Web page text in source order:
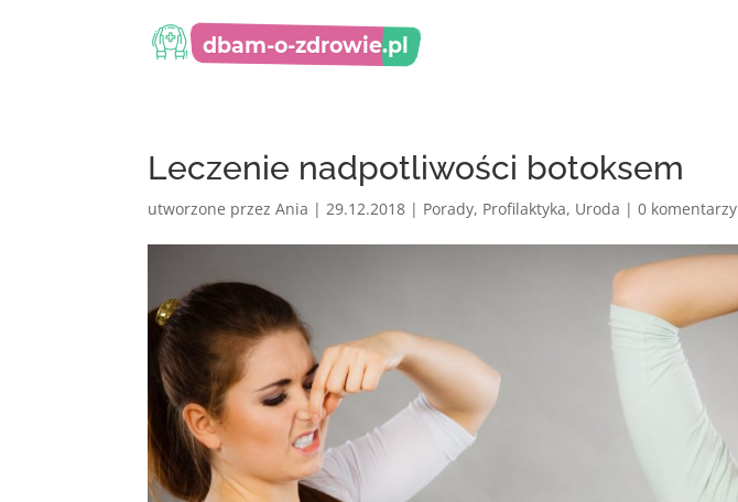
Leczenie nadpotliwości botoksem
utworzone przezAnia |29.12.2018 | Porady, Profilaktyka, Uroda |0 komentarzy